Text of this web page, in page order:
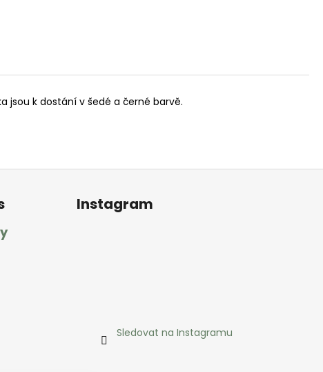
jsou k dostání v šedé a černé barvě.
Instagram
Sledovat na Instagramu